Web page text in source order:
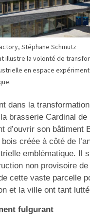
Stéphane Schmutz
illustre la volonté de
en espace
dans la
brasserie Cardinal de
d’ouvrir son bâtiment
créée à côté de
emblématique. Il
non provisoire de
cette vaste parcelle
et la ville ont tant
fulgurant